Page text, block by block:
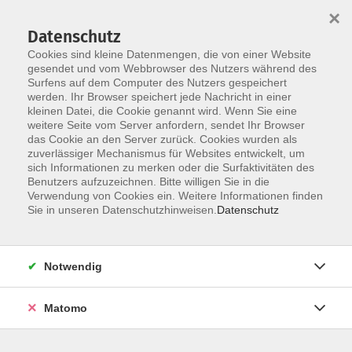
Skip to main content
You are here:
Über uns Unsere Kursleitungen
Städtler, Beate
GO FOR IT! B2 (ab Lekt. 3)
Do. 24.09.2026 17:30
Pfaffenhofen
Datenschutz
Cookies sind kleine Datenmengen, die von einer Website
gesendet und vom Webbrowser des Nutzers während des
Surfens auf dem Computer des Nutzers gespeichert
werden. Ihr Browser speichert jede Nachricht in einer
kleinen Datei, die Cookie genannt wird. Wenn Sie eine
weitere Seite vom Server anfordern, sendet Ihr Browser
das Cookie an den Server zurück. Cookies wurden als
zuverlässiger Mechanismus für Websites entwickelt, um
sich Informationen zu merken oder die Surfaktivitäten des
Benutzers aufzuzeichnen. Bitte willigen Sie in die
Verwendung von Cookies ein. Weitere Informationen finden
Sie in unseren Datenschutzhinweisen. Datenschutz
×
Notwendig
Matomo